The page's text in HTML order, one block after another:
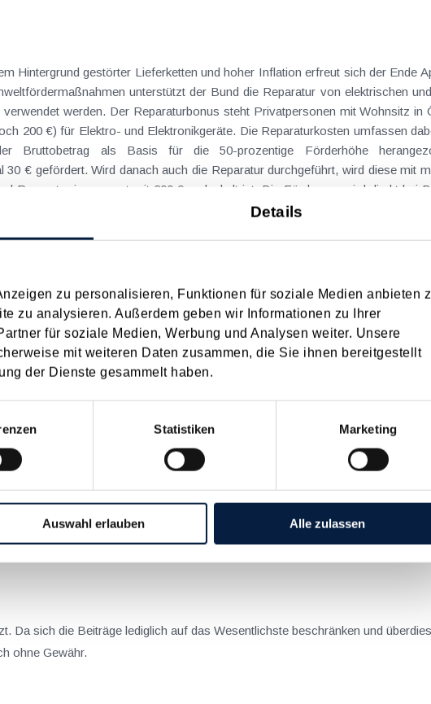
Details
zu personalisieren, Funktionen für soziale Medien anbieten
zu analysieren. Außerdem geben wir Informationen zu Ihrer
für soziale Medien, Werbung und Analysen weiter. Unsere
mit weiteren Daten zusammen, die Sie ihnen bereitgestellt
der Dienste gesammelt haben.
Statistiken Marketing
Auswahl erlauben Alle zulassen
Hintergrund gestörter Lieferketten und hoher Inflation erfreut sich der Ende
unterstützt der Bund die Reparatur von elektrischen
werden. Der Reparaturbonus steht Privatpersonen mit Wohnsitz in
200 €) für Elektro- und Elektronikgeräte. Die Reparaturkosten umfassen
Bruttobetrag als Basis für die 50-prozentige Förderhöhe
€ gefördert. Wird danach auch die Reparatur durchgeführt, wird diese mit
Reparatur insgesamt mit 200 € gedeckelt ist. Die Förderung wird direkt bei
für einen Kostenvoranschlag abgezogen.
sind Reparaturen folgender Geräte: Kaffeemaschine, Wasserkocher,
E-Bike, Bohrmaschine oder Hochdruckreiniger. Auch Reparaturen nicht
Ein dazu angeführtes Beispiel ist die Reparatur eines
die geförderten Anwendungsfälle gibt auch die im
abrufbare Geräteliste.
kurz und hat wohl das Auto (PKW) als wichtigsten Ausschluss. Weiters von
Energiequellen benötigt werden (z.B. Gasherd, Benzinrasenmäher),
besteht auch dahingehend, wenn das betroffene Gerät versichert ist und
repariert werden kann. Auch hier kann der Bonus nicht geltend
eines Geräts oder der Austausch gegen ein neues bzw. ein anderes
beantragt werden. Dazu sind nur einige wenige Daten (Vor- und Nachname,
dann binnen drei Wochen digital oder ausgedruckt bei einem
auf der Homepage des Reparaturbonus nachschauen, ob der von Ihnen
Einlösung oder bei Nichteinlösen des Bons nach drei Wochen auch
Budgetmittel verfügbar sind. Für den Förderzeitraum bis 31. Dezember
Da sich die Beiträge lediglich auf das Wesentlichste beschränken und
ohne Gewähr.